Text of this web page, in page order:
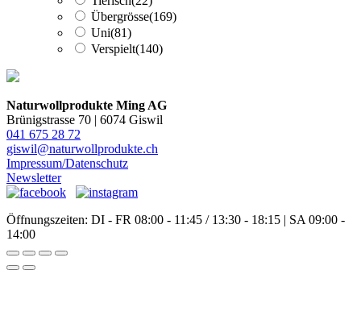
Übergrösse(169)
Uni(81)
Verspielt(140)
Naturwollprodukte Ming AG
Brünigstrasse 70 | 6074 Giswil
041 675 28 72
giswil@naturwollprodukte.ch
Impressum/Datenschutz
Newsletter
Öffnungszeiten: DI - FR 08:00 - 11:45 / 13:30 - 18:15 | SA 09:00 -
14:00